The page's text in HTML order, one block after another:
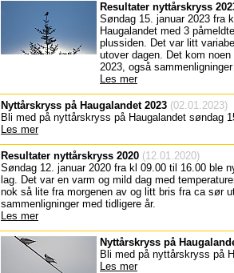
Resultater nyttårskryss
Søndag 15. januar 2023 fra
Haugalandet med 3
plussiden. Det var litt
utover dagen. Det kom
2023, også
Les mer
Nyttårskryss på Haugalandet 2023 (02.01.2023)
Bli med på nyttårskryss på Haugalandet søndag
Les mer
Resultater nyttårskryss 2020 (12.01.2020)
Søndag 12. januar 2020 fra kl 09.00 til 16.00 ble
lag. Det var en varm og mild dag med
nok så lite fra morgenen av og litt bris fra ca sør
sammenligninger med tidligere år.
Les mer
Nyttårskryss på
Bli med på nyttårskryss på
Les mer